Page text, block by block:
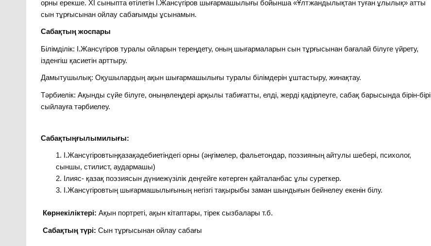
орны ерекше. ХІ сыныпта өтілетін І.Жансүгіров шығармашылығы бойынша «Ұлтжандылықтан туған ұлылық» атты
сын тұрғысынан ойлау сабағымды ұсынамын.
Сабақтың жоспары
Білімділік: І.Жансүгіров туралы ойларын тереңдету, оның шығармаларын сын тұрғысынан бағалай білуге үйрету,
ізденгіш қасиетін арттыру.
Дамытушылық: Оқушылардың ақын шығармашылығы туралы білімдерін ұштастыру, жинақтау.
Тәрбиелік: Ақынды сүйе білуге, оныңөлеңдері арқылы табиғатты, елді, жерді қадірлеуге, сабақ барысында бірін-бірі
сыйлауға тәрбиелеу.
Сабақтыңғылымилығы:
І.Жансүгіровтыңқазақәдебиетіндегі орны (әңгімелер, фальетондар, поэзияның айтулы шебері, психолог,
сыншы, стилист, аудармашы)
Ілияс- қазақ поэзиясын дүниежүзілік деңгейге көтерген қайталанбас ұлы суреткер.
І.Жансүгіровтың шығармашылығының негізгі тақырыбы заман шындығын бейнелеу екенін білу.
Көрнекіліктері: Ақын портреті, ақын кітаптары, тірек сызбалары т.б.
Сабақтың түрі:Сын тұрғысынан ойлау сабағы